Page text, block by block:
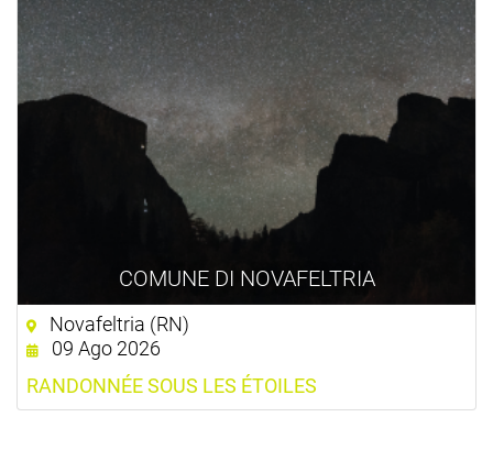
COMUNE DI NOVAFELTRIA
Novafeltria (RN)
09 Ago 2026
RANDONNÉE SOUS LES ÉTOILES